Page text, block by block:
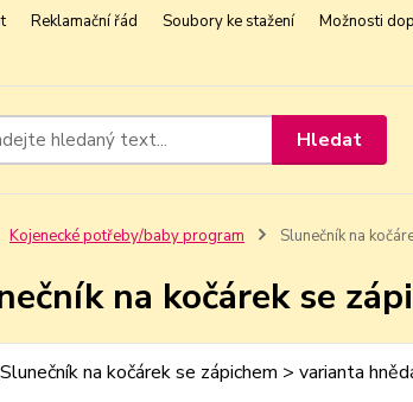
Reklamační řád Soubory ke stažení Možnosti
Hledat
Kojenecké potřeby/baby program Slunečník na
na kočárek se